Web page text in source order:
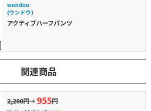
wundou
(ウンドウ)
アクティブハーフパンツ
関連商品
2,200円→ 955円